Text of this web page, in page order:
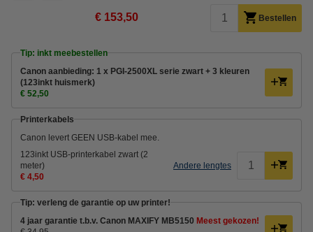
€ 153,50 Bestellen
Tip: inkt meebestellen
Canon aanbieding: 1 x PGI-2500XL serie zwart + 3 kleuren
(123inkt huismerk)
€ 52,50
Printerkabels
Canon levert GEEN USB-kabel mee.
123inkt USB-printerkabel zwart (2
meter)
€ 4,50
Andere lengtes
Tip: verleng de garantie op uw printer!
4 jaar garantie t.b.v. Canon MAXIFY MB5150 Meest gekozen!